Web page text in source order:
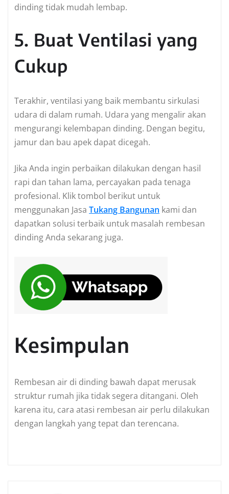
dinding tidak mudah lembap.
5. Buat Ventilasi yang
Cukup
Terakhir, ventilasi yang baik membantu sirkulasi
udara di dalam rumah. Udara yang mengalir akan
mengurangi kelembapan dinding. Dengan begitu,
jamur dan bau apek dapat dicegah.
Jika Anda ingin perbaikan dilakukan dengan hasil
rapi dan tahan lama, percayakan pada tenaga
profesional. Klik tombol berikut untuk
menggunakan Jasa Tukang Bangunan kami dan
dapatkan solusi terbaik untuk masalah rembesan
dinding Anda sekarang juga.
Kesimpulan
Rembesan air di dinding bawah dapat merusak
struktur rumah jika tidak segera ditangani. Oleh
karena itu, cara atasi rembesan air perlu dilakukan
dengan langkah yang tepat dan terencana.